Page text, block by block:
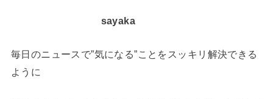
sayaka
毎日のニュースで”気になる”ことをスッキリ解決できる
ように